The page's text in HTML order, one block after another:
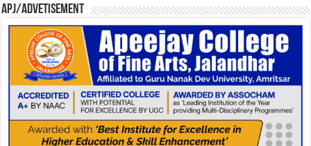
APJ/Advetisement